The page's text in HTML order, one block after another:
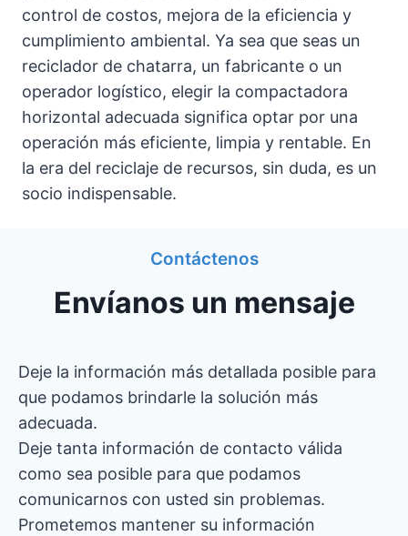
control de costos, mejora de la eficiencia y
cumplimiento ambiental. Ya sea que seas un
reciclador de chatarra, un fabricante o un
operador logístico, elegir la compactadora
horizontal adecuada significa optar por una
operación más eficiente, limpia y rentable. En
la era del reciclaje de recursos, sin duda, es un
socio indispensable.
Contáctenos
Envíanos un mensaje
Deje la información más detallada posible para
que podamos brindarle la solución más
adecuada.
Deje tanta información de contacto válida
como sea posible para que podamos
comunicarnos con usted sin problemas.
Prometemos mantener su información